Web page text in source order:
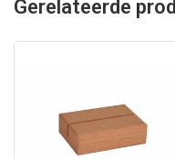
Gerelateerde